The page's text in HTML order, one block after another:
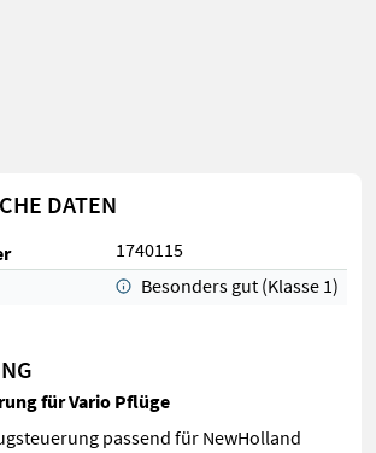
DATEN
1740115
Besonders gut (Klasse 1)
für Vario Pflüge
passend für NewHolland